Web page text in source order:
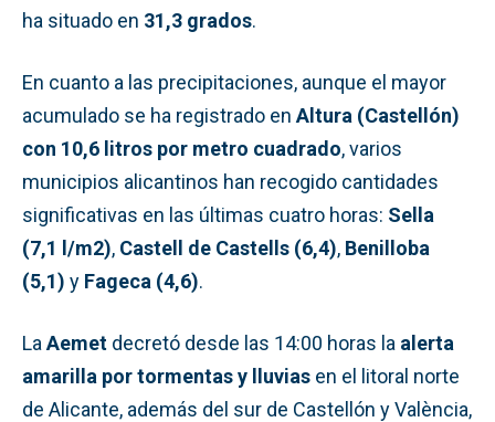
ha situado en 31,3 grados.
En cuanto a las precipitaciones, aunque el mayor
acumulado se ha registrado en Altura (Castellón)
con 10,6 litros por metro cuadrado, varios
municipios alicantinos han recogido cantidades
significativas en las últimas cuatro horas: Sella
(7,1 l/m2), Castell de Castells (6,4), Benilloba
(5,1) y Fageca (4,6).
La Aemet decretó desde las 14:00 horas la alerta
amarilla por tormentas y lluvias en el litoral norte
de Alicante, además del sur de Castellón y València,